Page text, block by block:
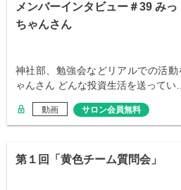
メンバーインタビュー＃39 みっ
ちゃんさん
神社部、勉強会などリアルでの活
ゃんさん どんな投資生活を送ってい
動画 サロン会員無料
第１回「黄色チーム質問会」